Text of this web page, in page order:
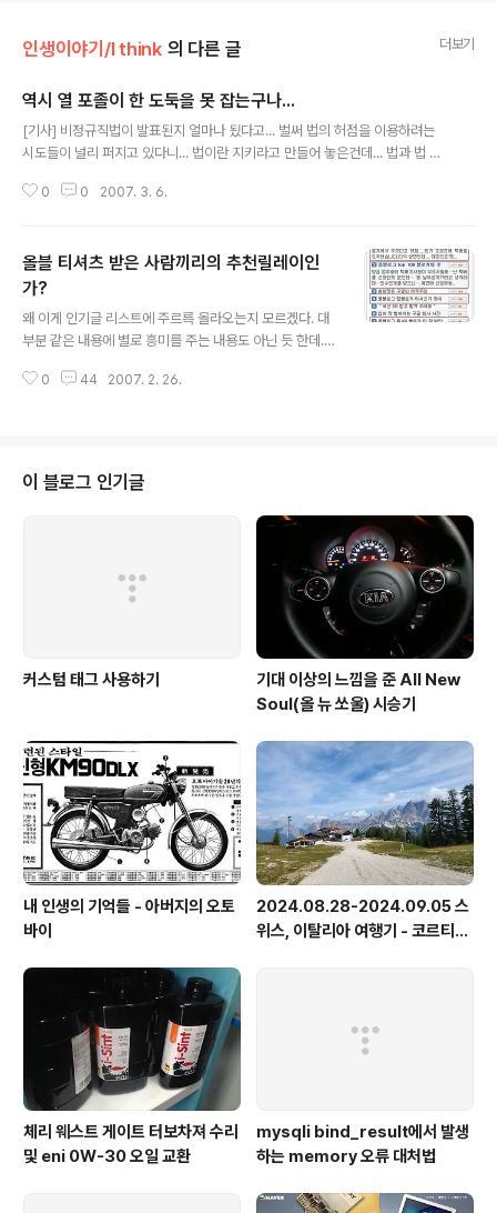
인생이야기/I think 의 다른 글 더보기
역시 열 포졸이 한 도둑을 못 잡는구나...
[기사] 비정규직법이 발표된지 얼마나 됬다고... 벌써 법의 허점을 이용하려는
시도들이 널리 퍼지고 있다니... 법이란 지키라고 만들어 놓은건데... 법과 법 사
는 실로 어둡기만 하구나 -.-;; 일전에 대부분의 비정규직원들을 정규직 전환해
0 0 2007. 3. 6.
올블 티셔츠 받은 사람끼리의 추천릴레이인
가?
왜 이게 인기글 리스트에 주르륵 올라오는지 모르겠다. 대
부분 같은 내용에 별로 흥미를 주는 내용도 아닌 듯 한데...
올블에서 티셔츠 배송한 것을 선전이라도 하고 싶어서 일
썩... 믿음이 가지는 않는 모습이네 -.-;;
0 44 2007. 2. 26.
이 블로그 인기글
커스텀 태그 사용하기
기대 이상의 느낌을 준 All New
Soul(올 뉴 쏘울) 시승기
내 인생의 기억들 - 아버지의 오토
바이
2024.08.28-2024.09.05 스
위스, 이탈리아 여행기 - 코르티나
체리 웨스트 게이트 터보차져 수리
및 eni 0W-30 오일 교환
mysqli bind_result에서 발생
하는 memory 오류 대처법